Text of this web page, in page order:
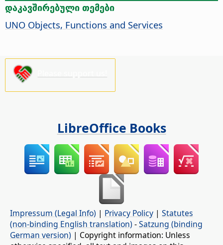
დაკავშირებული თემები
UNO Objects, Functions and Services
LibreOffice Books
Impressum (Legal Info) | Privacy Policy | Statutes
(non-binding English translation) -Satzung (binding
German version) | Copyright information: Unless